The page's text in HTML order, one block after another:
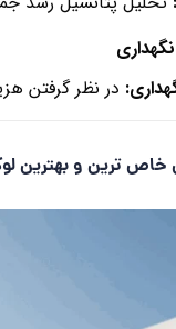
: در نظر گرفتن
ترین و بهترین